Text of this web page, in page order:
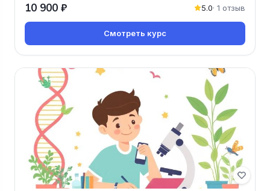
10 900 ₽ 5.0· 1 отзыв
Смотреть курс